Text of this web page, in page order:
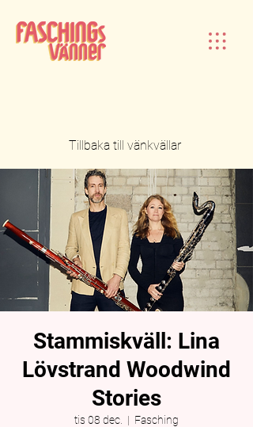
Tillbaka till vänkvällar
Stammiskväll: Lina
Lövstrand Woodwind
Stories
tis 08 dec.
  |
Fasching